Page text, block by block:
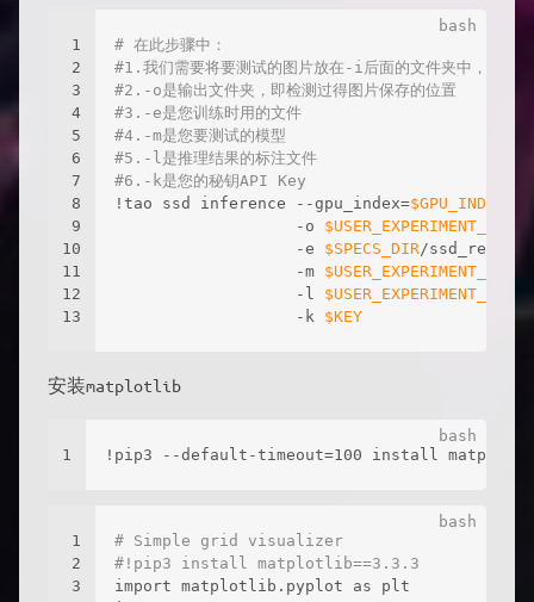
1
2
3
4
5
6
7
8
9
10
11
12
13
# 在此步骤中：
#1.我们需要将要测试的图片放在-i后面的文件夹中，注意
#2.-o是输出文件夹，即检测过得图片保存的位置
#3.-e是您训练时用的文件
#4.-m是您要测试的模型
#5.-l是推理结果的标注文件
#6.-k是您的秘钥API Key
!tao ssd inference --gpu_index=$GPU_INDEX
                   -o
$USER_EXPERIMENT_DIR
                   -e
$SPECS_DIR/
                   -m
$USER_EXPERIMENT_DIR
                   -l
$USER_EXPERIMENT_DIR
                   -k
$KEY
安装matplotlib
1 !pip3 --default-timeout=100 install
1
2
3
# Simple grid visualizer
#!pip3 install matplotlib==3.3.3
import matplotlib.pyplot as plt